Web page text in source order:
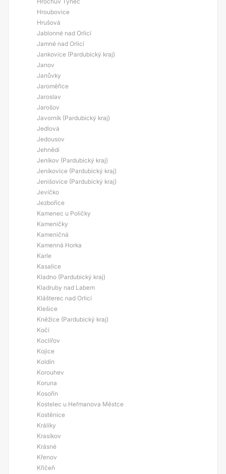
Hroubovice
Hrušová
Jablonné nad Orlicí
Jamné nad Orlicí
Jankovice (Pardubický kraj)
Janov
Janůvky
Jaroměřice
Jaroslav
Jarošov
Javorník (Pardubický kraj)
Jedlová
Jedousov
Jehnědí
Jeníkov (Pardubický kraj)
Jeníkovice (Pardubický kraj)
Jenišovice (Pardubický kraj)
Jevíčko
Jezbořice
Kamenec u Poličky
Kameničky
Kameničná
Kamenná Horka
Karle
Kasalice
Kladno (Pardubický kraj)
Kladruby nad Labem
Klášterec nad Orlicí
Klešice
Kněžice (Pardubický kraj)
Kočí
Koclířov
Kojice
Koldín
Korouhev
Koruna
Kosořín
Kostelec u Heřmanova Městce
Kostěnice
Králíky
Krasíkov
Krásné
Křenov
Křičeň